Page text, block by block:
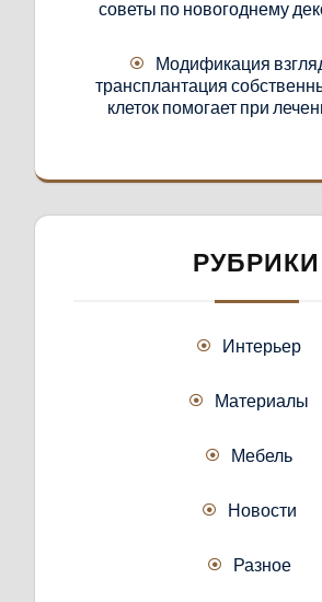
советы по новогоднему
Модификация
трансплантация
клеток помогает при
РУБРИКИ
Интерьер
Материалы
Мебель
Новости
Разное